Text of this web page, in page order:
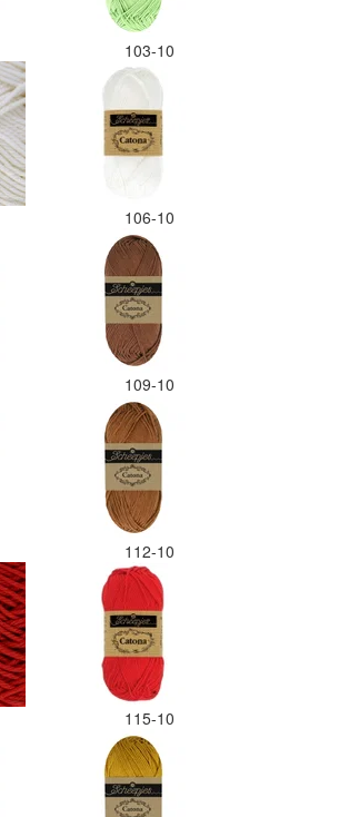
103-10
106-10
109-10
112-10
115-10